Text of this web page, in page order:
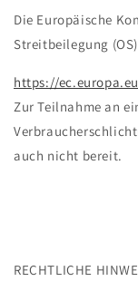
Die Europäische
Streitbeilegung
https://
Zur Teilnahme an
auch nicht bereit.
RECHTLICHE